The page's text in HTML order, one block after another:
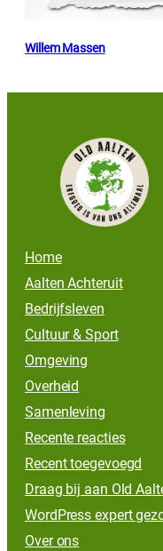
Willem Massen
Home
Aalten Achteruit
Bedrijfsleven
Cultuur & Sport
Omgeving
Overheid
Samenleving
Recente reacties
Recent toegevoegd
Draag bij aan Old
WordPress expert
Over ons